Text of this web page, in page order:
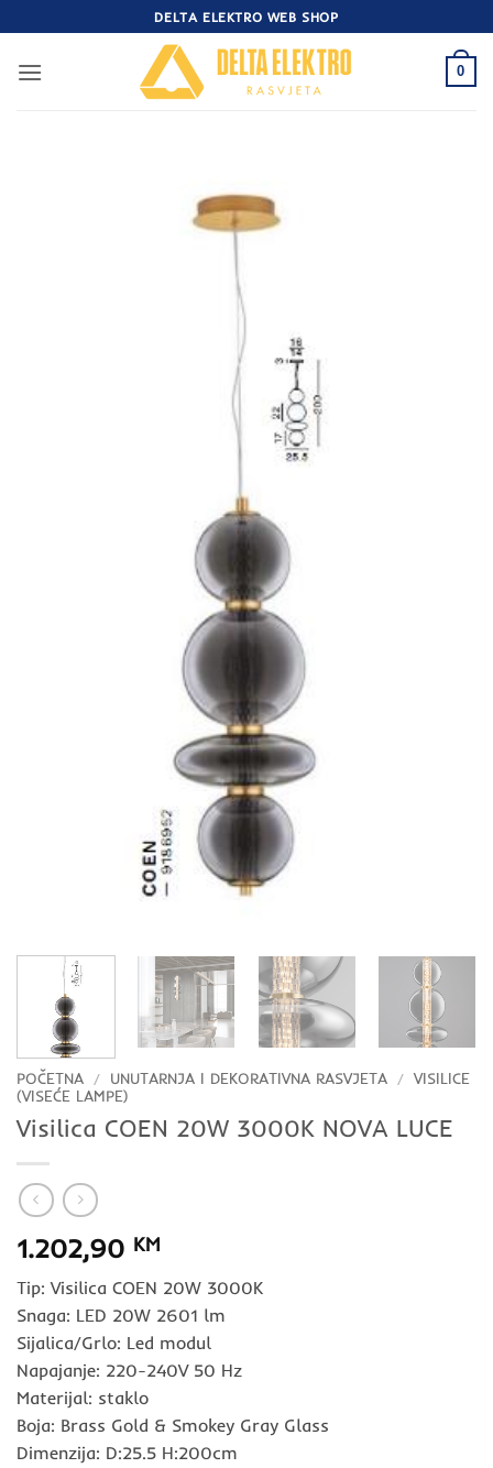
to
content
DELTA ELEKTRO WEB SHOP
0
POČETNA / UNUTARNJA I DEKORATIVNA RASVJETA / VISILICE
(VISEĆE LAMPE)
Visilica COEN 20W 3000K NOVA LUCE
1.202,90 KM
Tip: Visilica COEN 20W 3000K
Snaga: LED 20W 2601 lm
Sijalica/Grlo: Led modul
Napajanje: 220-240V 50 Hz
Materijal: staklo
Boja: Brass Gold & Smokey Gray Glass
Dimenzija: D:25.5 H:200cm